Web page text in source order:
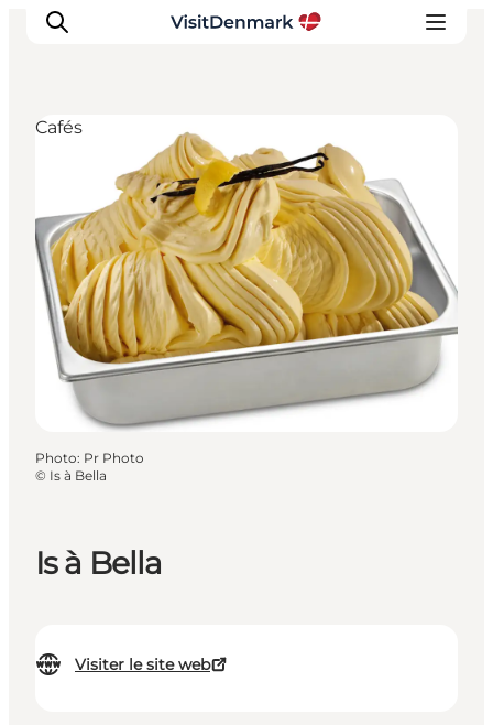
Inspirations
Destinations
Quoi faire
Hébergements
Planifiez votre voyage
Is à Bella
Visiter le site web
Cafés
Photo: Pr Photo
© Is à Bella